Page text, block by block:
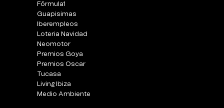
Fórmula1
Guapisimas
Iberempleos
Loteria Navidad
Neomotor
Premios Goya
Premios Oscar
Tucasa
Living Ibiza
Medio Ambiente